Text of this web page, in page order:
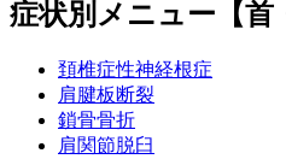
症状別メニュー【首
頚椎症性神経根症
肩腱板断裂
鎖骨骨折
肩関節脱臼